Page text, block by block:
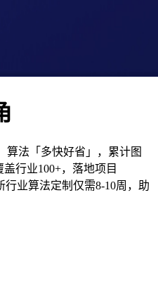
算法「多快好省」，累计图
行业100+，落地项目
行业算法定制仅需8-10周，助